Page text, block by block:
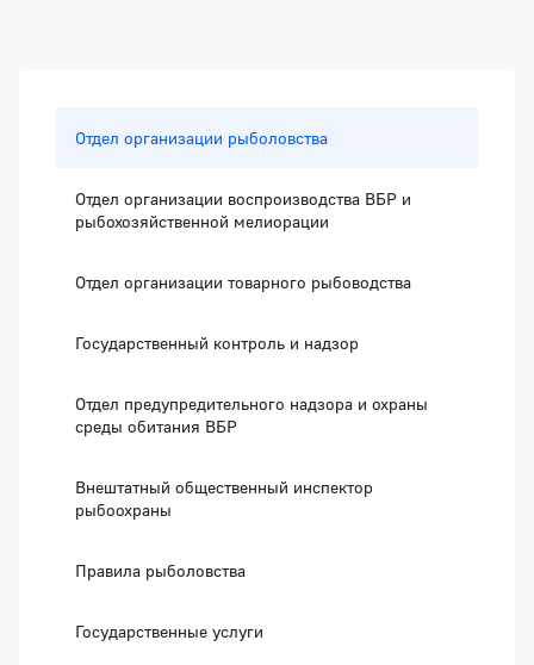
Отдел организации рыболовства
Отдел организации воспроизводства ВБР и
рыбохозяйственной мелиорации
Отдел организации товарного рыбоводства
Государственный контроль и надзор
Отдел предупредительного надзора и охраны
среды обитания ВБР
Внештатный общественный инспектор
рыбоохраны
Правила рыболовства
Государственные услуги